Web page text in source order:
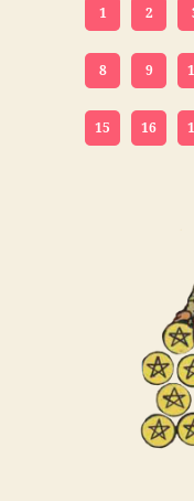
1 2
8 9
15 16